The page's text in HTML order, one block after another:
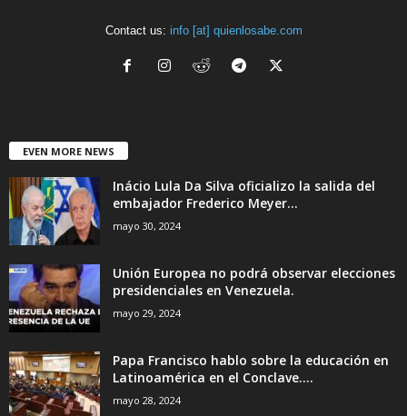
Contact us: info [at] quienlosabe.com
EVEN MORE NEWS
Inácio Lula Da Silva oficializo la salida del
embajador Frederico Meyer...
mayo 30, 2024
Unión Europea no podrá observar elecciones
presidenciales en Venezuela.
mayo 29, 2024
Papa Francisco hablo sobre la educación en
Latinoamérica en el Conclave....
mayo 28, 2024